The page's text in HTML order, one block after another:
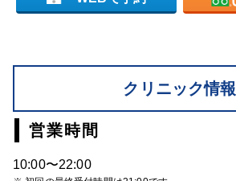
クリニック情報
営業時間
10:00〜22:00